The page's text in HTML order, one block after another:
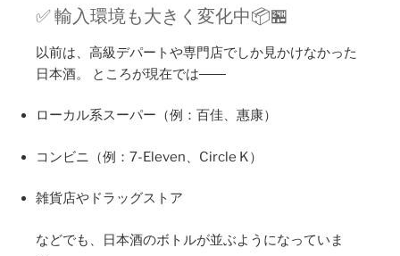
✅ 輸入環境も大きく変化中📦🏪
以前は、高級デパートや専門店でしか見かけなかった
日本酒。 ところが現在では――
ローカル系スーパー（例：百佳、惠康）
コンビニ（例：7-Eleven、Circle K）
雑貨店やドラッグストア
などでも、日本酒のボトルが並ぶようになっていま